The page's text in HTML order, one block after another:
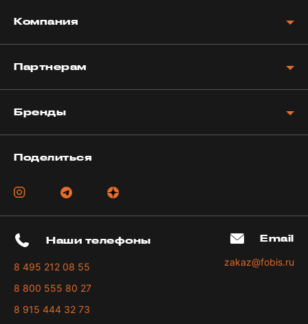
Компания
Партнерам
Бренды
Поделиться
Наши телефоны
8 495 212 08 55
8 800 555 80 27
8 915 444 32 73
Email
zakaz@fobis.ru